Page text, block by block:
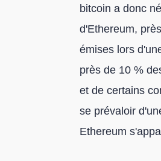
bitcoin a donc
d'Ethereum,
émises lors
près de 10 %
et de certains
se prévaloir
Ethereum